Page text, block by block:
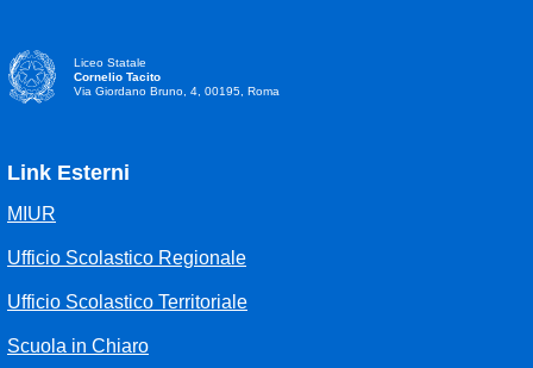
Liceo Statale
Cornelio Tacito
Via Giordano Bruno, 4, 00195, Roma
Link Esterni
MIUR
Ufficio Scolastico Regionale
Ufficio Scolastico Territoriale
Scuola in Chiaro